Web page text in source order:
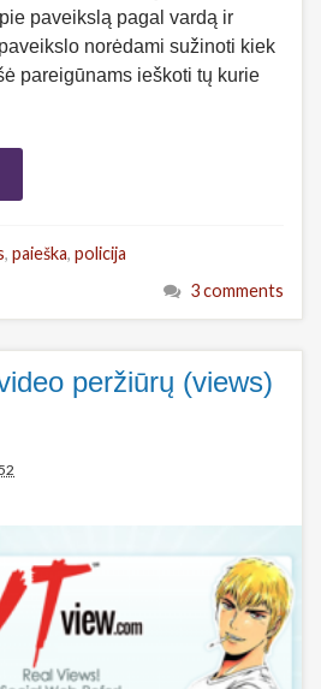
paveikslą pagal vardą ir
norėdami sužinoti kiek
pareigūnams ieškoti tų kurie
, paieška, policija
3 comments
peržiūrų (views)